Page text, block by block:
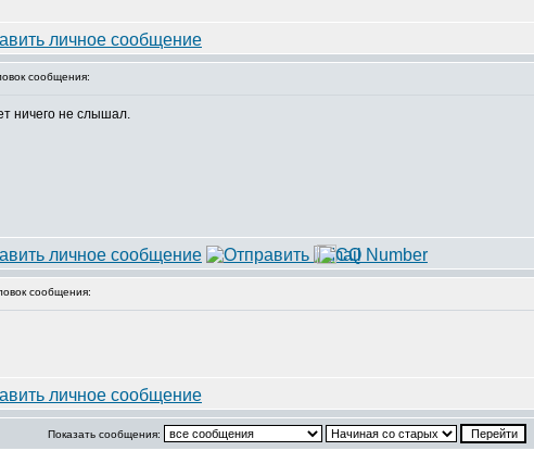
сообщения:
ничего не слышал.
сообщения:
Показать сообщения: